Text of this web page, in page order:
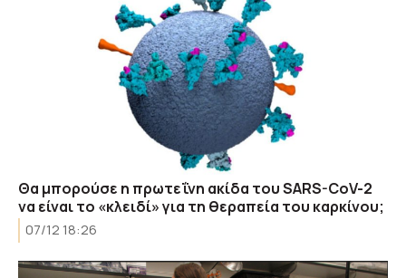
Θα μπορούσε η πρωτεΐνη ακίδα του SARS-CoV-2
να είναι το «κλειδί» για τη θεραπεία του καρκίνου;
07/12 18:26